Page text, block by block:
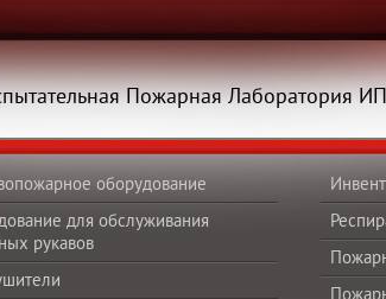
Пожарная Лаборатория
оборудование
для обслуживания
рукавов